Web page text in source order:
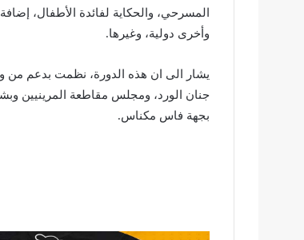
المسرحي، والحكاية لفائدة الأطفال،
وأخرى دولية، وغيرها.
يشار الى ان هذه الدورة، نظمت بدعم من
جنان الورد، ومجلس مقاطعة المرينيين
بجهة فاس مكناس.